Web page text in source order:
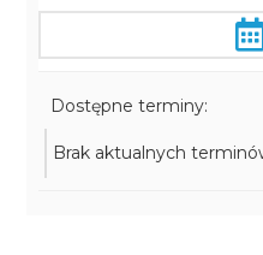
Dostępne terminy:
Brak aktualnych